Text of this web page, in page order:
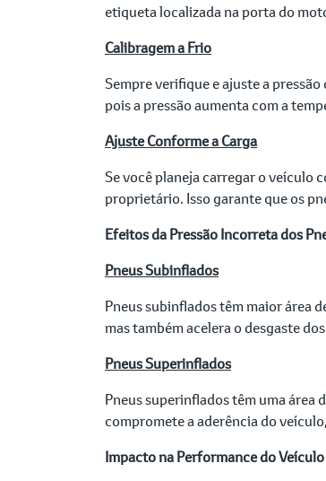
etiqueta localizada na porta do
Calibragem a Frio
Sempre verifique e ajuste a
pois a pressão aumenta com a
Ajuste Conforme a Carga
Se você planeja carregar o veículo
proprietário. Isso garante que os
Efeitos da Pressão Incorreta dos
Pneus Subinflados
Pneus subinflados têm maior área
mas também acelera o desgaste
Pneus Superinflados
Pneus superinflados têm uma área
compromete a aderência do
Impacto na Performance do Veículo